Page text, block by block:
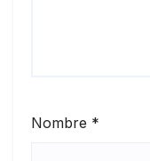
Nombre *